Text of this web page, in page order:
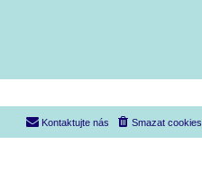
Smazat cookies
Kontaktujte nás